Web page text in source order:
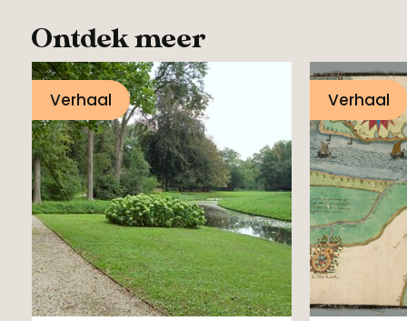
Ontdek meer
Verhaal Verhaal